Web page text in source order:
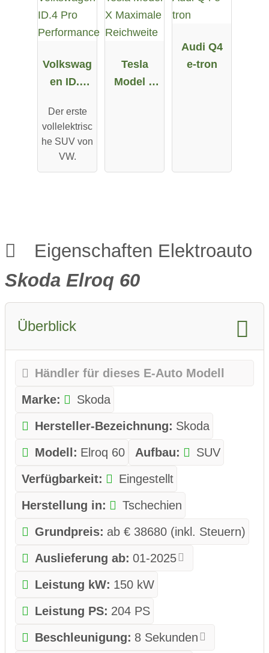
Volkswag
en ID.4
Performa
nce
Der erste
vollelektrisc
he SUV von
VW.
Tesla
Model X
Audi Q4
e-tron
Eigenschaften Elektroauto
Skoda Elroq 60
Überblick
Händler für dieses E-Auto Modell
Marke:
Skoda
Hersteller-Bezeichnung: Skoda
Modell: Elroq 60 Aufbau:
SUV
Verfügbarkeit:
Eingestellt
Herstellung in:
Tschechien
Grundpreis: ab € 38680 (inkl. Steuern)
Auslieferung ab: 01-2025
Leistung kW: 150 kW
Leistung PS: 204 PS
Beschleunigung: 8 Sekunden